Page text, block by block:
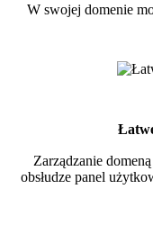
W swojej domenie
Zarządzanie
obsłudze panel